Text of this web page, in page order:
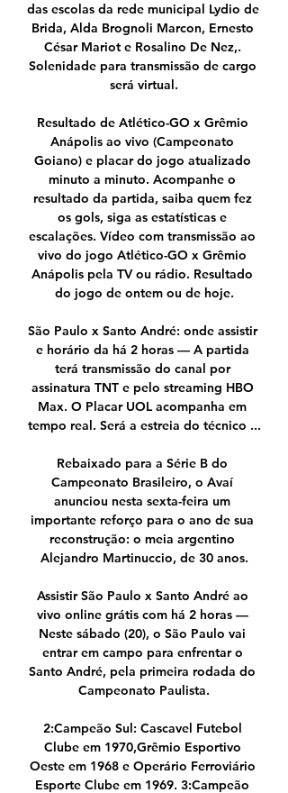
das escolas da rede municipal Lydio de
Brida, Alda Brognoli Marcon, Ernesto
César Mariot e Rosalino De Nez,.
Solenidade para transmissão de cargo
será virtual.
Resultado de Atlético-GO x Grêmio
Anápolis ao vivo (Campeonato
Goiano) e placar do jogo atualizado
minuto a minuto. Acompanhe o
resultado da partida, saiba quem fez
os gols, siga as estatísticas e
escalações. Vídeo com transmissão ao
vivo do jogo Atlético-GO x Grêmio
Anápolis pela TV ou rádio. Resultado
do jogo de ontem ou de hoje.
São Paulo x Santo André: onde assistir
e horário da há 2 horas — A partida
terá transmissão do canal por
assinatura TNT e pelo streaming HBO
Max. O Placar UOL acompanha em
tempo real. Será a estreia do técnico ...
Rebaixado para a Série B do
Campeonato Brasileiro, o Avaí
anunciou nesta sexta-feira um
importante reforço para o ano de sua
reconstrução: o meia argentino
Alejandro Martinuccio, de 30 anos.
Assistir São Paulo x Santo André ao
vivo online grátis com há 2 horas —
Neste sábado (20), o São Paulo vai
entrar em campo para enfrentar o
Santo André, pela primeira rodada do
Campeonato Paulista.
2:Campeão Sul: Cascavel Futebol
Clube em 1970,Grêmio Esportivo
Oeste em 1968 e Operário Ferroviário
Esporte Clube em 1969. 3:Campeão